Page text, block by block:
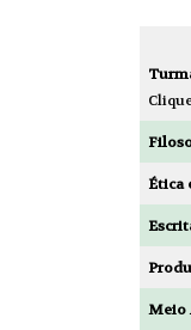
Ética
Meio